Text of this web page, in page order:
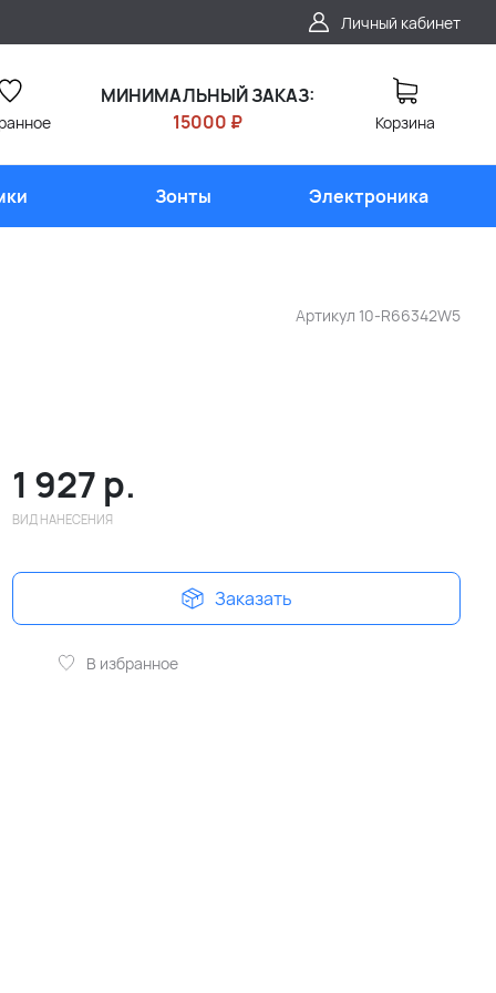
Личный кабинет
МИНИМАЛЬНЫЙ ЗАКАЗ:
15000 ₽
Корзина
Зонты Электроника
Артикул 10-R66342W5
1 927 р.
ВИД НАНЕСЕНИЯ
Заказать
В избранное